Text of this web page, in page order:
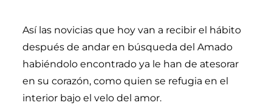
Así las novicias que hoy van a recibir el hábito
después de andar en búsqueda del Amado
habiéndolo encontrado ya le han de atesorar
en su corazón, como quien se refugia en el
interior bajo el velo del amor.